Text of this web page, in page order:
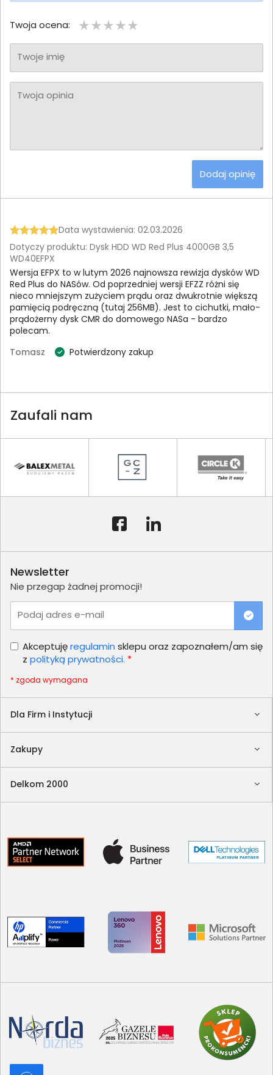
Twoja ocena:
Twoje imię
Twoja opinia
Dodaj opinię
Data wystawienia: 02.03.2026
Dotyczy produktu: Dysk HDD WD Red Plus 4000GB 3,5
WD40EFPX
Wersja EFPX to w lutym 2026 najnowsza rewizja dysków WD
Red Plus do NASów. Od poprzedniej wersji EFZZ różni się
nieco mniejszym zużyciem prądu oraz dwukrotnie większą
pamięcią podręczną (tutaj 256MB). Jest to cichutki, mało-
prądożerny dysk CMR do domowego NASa - bardzo
polecam.
Tomasz
Potwierdzony zakup
Zaufali nam
Dla Firm i Instytucji
Zakupy
Delkom 2000
Newsletter
Nie przegap żadnej promocji!
Podaj adres e-mail
Akceptujęregulamin sklepu oraz zapoznałem/am się
z polityką prywatności. *
* zgoda wymagana